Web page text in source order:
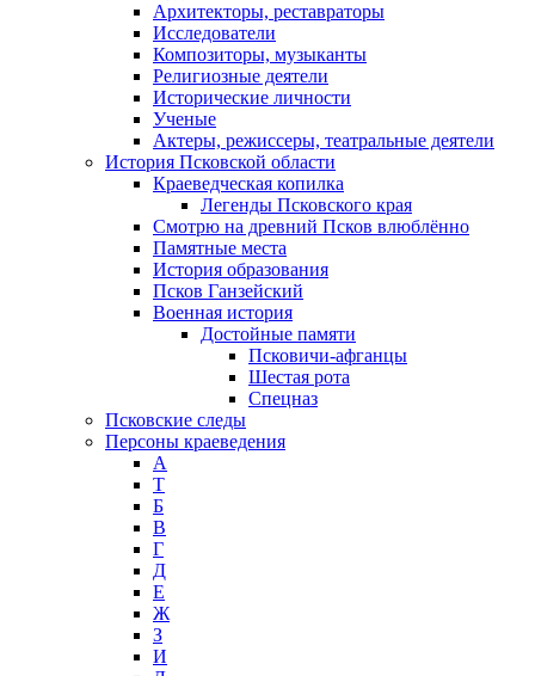
Архитекторы, реставраторы
Исследователи
Композиторы, музыканты
Религиозные деятели
Исторические личности
Ученые
Актеры, режиссеры, театральные деятели
История Псковской области
Краеведческая копилка
Легенды Псковского края
Смотрю на древний Псков влюблённо
Памятные места
История образования
Псков Ганзейский
Военная история
Достойные памяти
Псковичи-афганцы
Шестая рота
Спецназ
Псковские следы
Персоны краеведения
А
T
Б
В
Г
Д
Е
Ж
З
И